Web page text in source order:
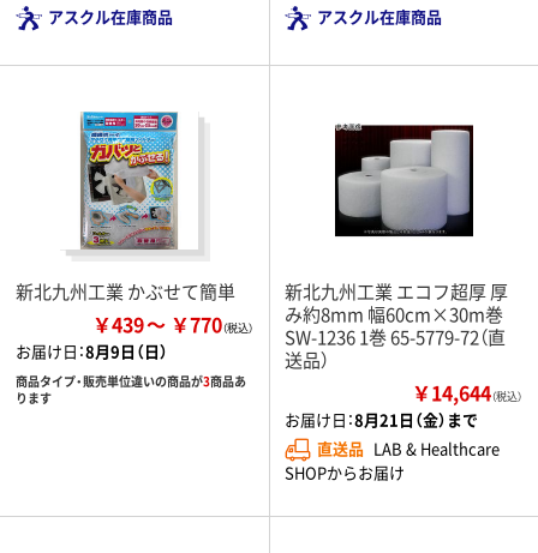
アスクル在庫商品
アスクル在庫商品
新北九州工業 かぶせて簡単
￥439 ￥770
お届け日：8月9日（日）
商品タイプ・販売単位違いの商品が3商品あ
ります
新北九州工業 エコフ超厚 厚
み約8mm 幅60cm×30m巻
SW-1236 1巻 65-5779-72（直
送品）
￥14,644（税込）
お届け日：8月21日（金）まで
直送品 LAB & Healthcare
SHOPからお届け